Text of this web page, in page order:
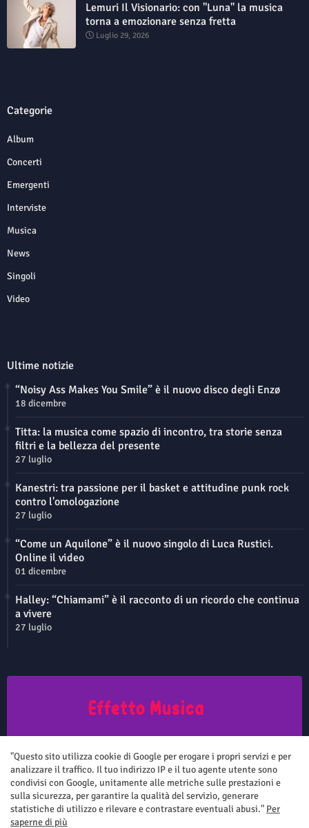
Lemuri Il Visionario: con "Luna" la musica
torna a emozionare senza fretta
Luglio 29, 2026
Categorie
Album
Concerti
Emergenti
Interviste
Musica
News
Singoli
Video
Ultime notizie
“Noisy Ass Makes You Smile” è il nuovo disco degli Enzø
18 dicembre
Titta: la musica come spazio di incontro, tra storie senza
filtri e la bellezza del presente
27 luglio
Kanestri: tra passione per il basket e attitudine punk rock
contro l'omologazione
27 luglio
“Come un Aquilone” è il nuovo singolo di Luca Rustici.
Online il video
01 dicembre
Halley: “Chiamami” è il racconto di un ricordo che continua
a vivere
27 luglio
aggiornato senza nessuna periodicità. Non può pertanto considerarsi
un prodotto editoriale ai sensi della legge n.62 del 7.03.2001
"Questo sito utilizza cookie di Google per erogare i propri servizi e per
analizzare il traffico. Il tuo indirizzo IP e il tuo agente utente sono
condivisi con Google, unitamente alle metriche sulle prestazioni e
sulla sicurezza, per garantire la qualità del servizio, generare
statistiche di utilizzo e rilevare e contrastare eventuali abusi." Per
saperne di più